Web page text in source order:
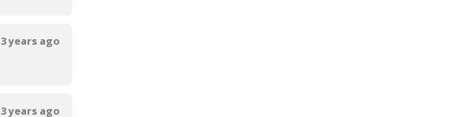
3 years ago
3 years ago